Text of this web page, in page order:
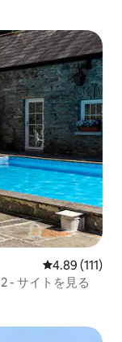
レビュー111
4.89 (111)
- サイトを見る